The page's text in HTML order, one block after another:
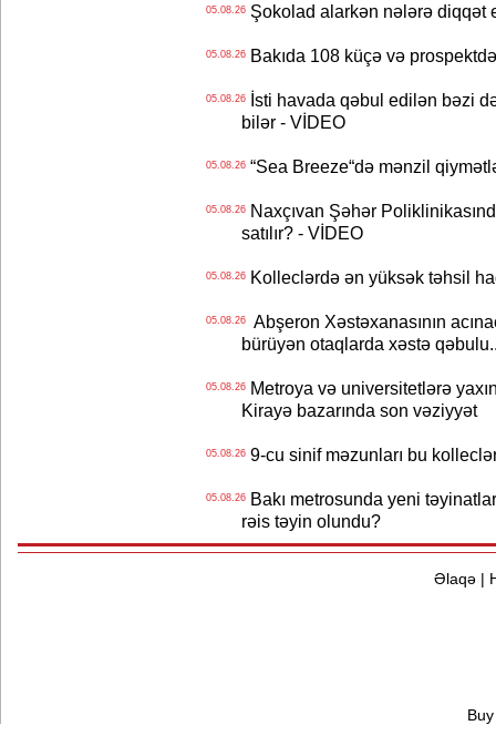
05.08.26Şokolad alarkən nələrə diqqət
05.08.26Bakıda 108 küçə və
05.08.26İsti havada qəbul edilən bəzi
bilər - VİDEO
05.08.26“Sea Breeze“də mənzil
05.08.26Naxçıvan Şəhər
satılır? - VİDEO
05.08.26Kolleclərdə ən yüksək təhsil
05.08.26Abşeron Xəstəxanasının
bürüyən otaqlarda xəstə
05.08.26Metroya və universitetlərə
Kirayə bazarında son vəziyyət
05.08.269-cu sinif məzunları bu
05.08.26Bakı metrosunda yeni
rəis təyin olundu?
Əlaqə|